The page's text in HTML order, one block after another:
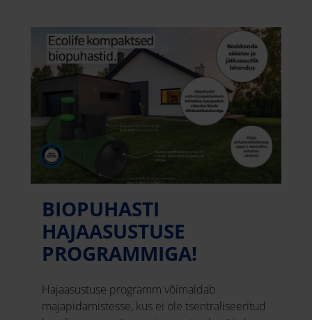
BIOPUHASTI
HAJAASUSTUSE
PROGRAMMIGA!
Hajaasustuse programm võimaldab
majapidamistesse, kus ei ole tsentraliseeritud